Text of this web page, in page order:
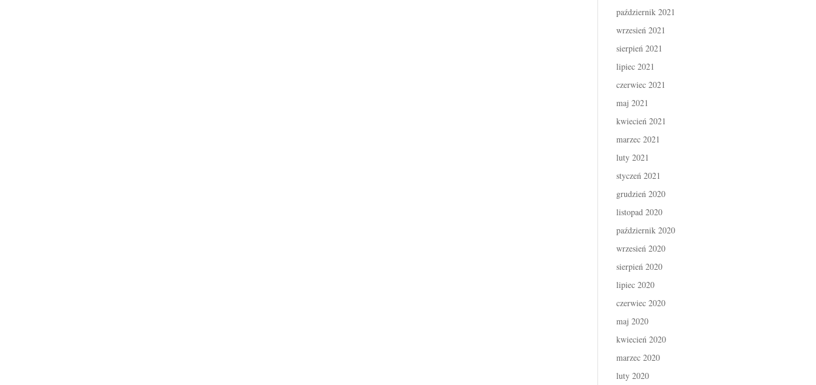
październik 2021
wrzesień 2021
sierpień 2021
lipiec 2021
czerwiec 2021
maj 2021
kwiecień 2021
marzec 2021
luty 2021
styczeń 2021
grudzień 2020
listopad 2020
październik 2020
wrzesień 2020
sierpień 2020
lipiec 2020
czerwiec 2020
maj 2020
kwiecień 2020
marzec 2020
luty 2020